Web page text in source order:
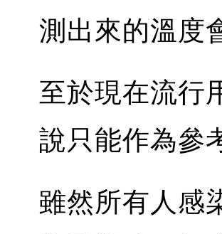
測出來的溫度
至於現在流行
說只能作為參
雖然所有人感